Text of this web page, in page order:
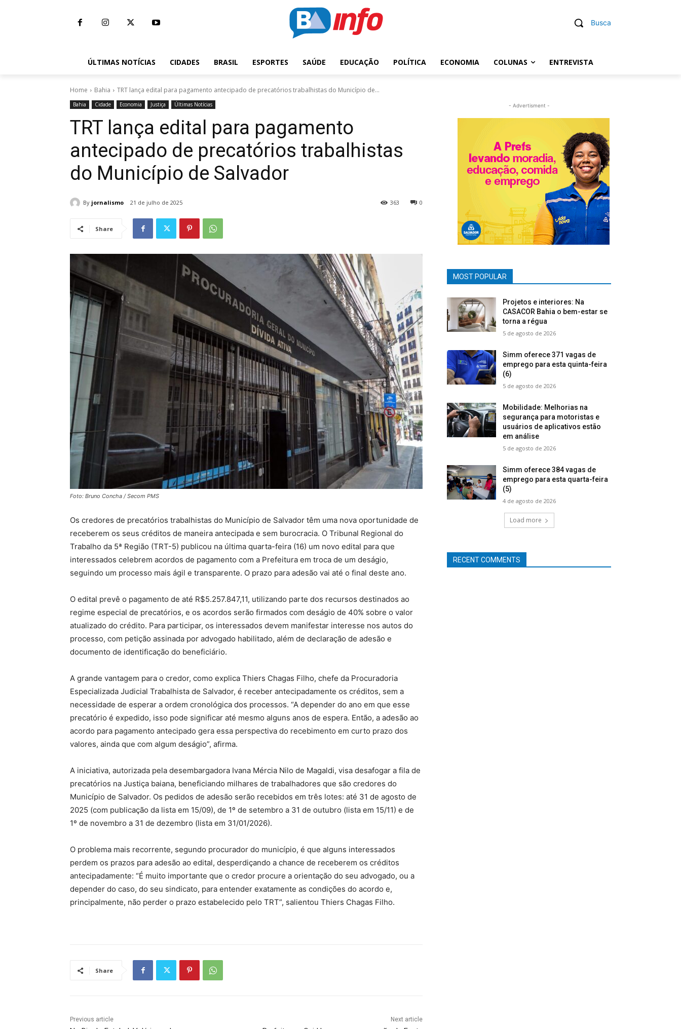
Busca
ÚLTIMAS NOTÍCIAS CIDADES BRASIL ESPORTES SAÚDE EDUCAÇÃO POLÍTICA ECONOMIA COLUNAS ENTREVISTA
Home Bahia TRT lança edital para pagamento antecipado de precatórios trabalhistas do Município de...
Bahia Cidade Economia Justiça Últimas Notícias
TRT lança edital para pagamento
antecipado de precatórios trabalhistas
do Município de Salvador
By jornalismo 21 de julho de 2025 0
363
Share
Foto: Bruno Concha / Secom PMS
Os credores de precatórios trabalhistas do Município de Salvador têm uma nova oportunidade de
receberem os seus créditos de maneira antecipada e sem burocracia. O Tribunal Regional do
Trabalho da 5ª Região (TRT-5) publicou na última quarta-feira (16) um novo edital para que
interessados celebrem acordos de pagamento com a Prefeitura em troca de um deságio,
seguindo um processo mais ágil e transparente. O prazo para adesão vai até o final deste ano.
O edital prevê o pagamento de até R$5.257.847,11, utilizando parte dos recursos destinados ao
regime especial de precatórios, e os acordos serão firmados com deságio de 40% sobre o valor
atualizado do crédito. Para participar, os interessados devem manifestar interesse nos autos do
processo, com petição assinada por advogado habilitado, além de declaração de adesão e
documento de identificação do beneficiário.
A grande vantagem para o credor, como explica Thiers Chagas Filho, chefe da Procuradoria
Especializada Judicial Trabalhista de Salvador, é receber antecipadamente os créditos, sem a
necessidade de esperar a ordem cronológica dos processos. “A depender do ano em que esse
precatório é expedido, isso pode significar até mesmo alguns anos de espera. Então, a adesão ao
acordo para pagamento antecipado gera essa perspectiva do recebimento em curto prazo dos
valores, ainda que com algum deságio”, afirma.
A iniciativa, autorizada pela desembargadora Ivana Mércia Nilo de Magaldi, visa desafogar a fila de
precatórios na Justiça baiana, beneficiando milhares de trabalhadores que são credores do
Município de Salvador. Os pedidos de adesão serão recebidos em três lotes: até 31 de agosto de
2025 (com publicação da lista em 15/09), de 1º de setembro a 31 de outubro (lista em 15/11) e de
1º de novembro a 31 de dezembro (lista em 31/01/2026).
O problema mais recorrente, segundo procurador do município, é que alguns interessados
perdem os prazos para adesão ao edital, desperdiçando a chance de receberem os créditos
antecipadamente: “É muito importante que o credor procure a orientação do seu advogado, ou a
depender do caso, do seu sindicato, para entender exatamente as condições do acordo e,
principalmente, não perder o prazo estabelecido pelo TRT”, salientou Thiers Chagas Filho.
Share
Previous article Next article
- Advertisment -
MOST POPULAR
Projetos e interiores: Na
CASACOR Bahia o bem-estar se
torna a régua
5 de agosto de 2026
Simm oferece 371 vagas de
emprego para esta quinta-feira
(6)
5 de agosto de 2026
Mobilidade: Melhorias na
segurança para motoristas e
usuários de aplicativos estão
em análise
5 de agosto de 2026
Simm oferece 384 vagas de
emprego para esta quarta-feira
(5)
4 de agosto de 2026
Load more
RECENT COMMENTS